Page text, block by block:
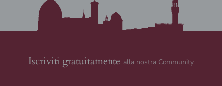
Iscriviti gratuitamente alla nostra Community